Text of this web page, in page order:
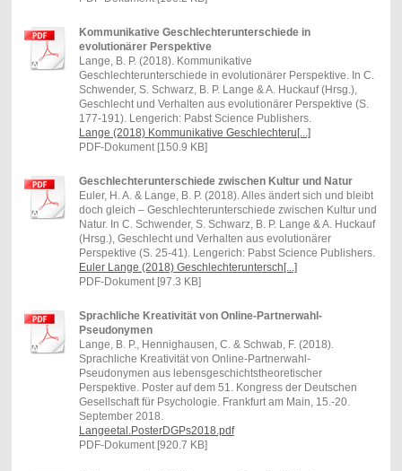
Kommunikative Geschlechterunterschiede in
evolutionärer Perspektive
Lange, B. P. (2018). Kommunikative
Geschlechterunterschiede in evolutionärer Perspektive. In C.
Schwender, S. Schwarz, B. P. Lange & A. Huckauf (Hrsg.),
Geschlecht und Verhalten aus evolutionärer Perspektive (S.
177-191). Lengerich: Pabst Science Publishers.
Lange (2018) Kommunikative Geschlechteru[...]
PDF-Dokument [150.9 KB]
Geschlechterunterschiede zwischen Kultur und Natur
Euler, H. A. & Lange, B. P. (2018). Alles ändert sich und bleibt
doch gleich – Geschlechterunterschiede zwischen Kultur und
Natur. In C. Schwender, S. Schwarz, B. P. Lange & A. Huckauf
(Hrsg.), Geschlecht und Verhalten aus evolutionärer
Perspektive (S. 25-41). Lengerich: Pabst Science Publishers.
Euler Lange (2018) Geschlechteruntersch[...]
PDF-Dokument [97.3 KB]
Sprachliche Kreativität von Online-Partnerwahl-
Pseudonymen
Lange, B. P., Hennighausen, C. & Schwab, F. (2018).
Sprachliche Kreativität von Online-Partnerwahl-
Pseudonymen aus lebensgeschichtstheoretischer
Perspektive. Poster auf dem 51. Kongress der Deutschen
Gesellschaft für Psychologie. Frankfurt am Main, 15.-20.
September 2018.
Langeetal.PosterDGPs2018.pdf
PDF-Dokument [920.7 KB]